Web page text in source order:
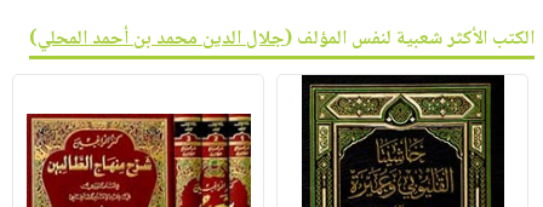
الكتب الأكثر شعبية لنفس المؤلف (جلال الدين محمد بن أحمد المحلي)